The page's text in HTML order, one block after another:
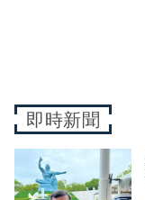
即時新聞